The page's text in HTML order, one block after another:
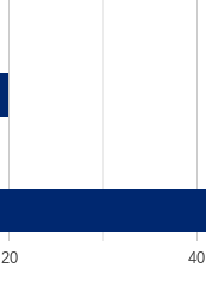
20 40